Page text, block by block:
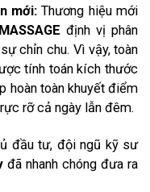
mới: Thương hiệu mới
định vị phân
chỉn chu. Vì vậy, toàn
tính toán kích thước
hoàn toàn khuyết điểm
rỡ cả ngày lẫn đêm.
đầu tư, đội ngũ kỹ sư
đã nhanh chóng đưa ra